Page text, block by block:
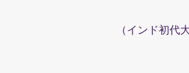
（インド初代